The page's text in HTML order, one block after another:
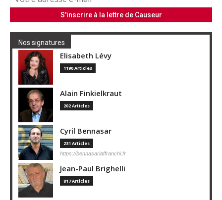
Nos signatures
Elisabeth Lévy
1190 Articles
Alain Finkielkraut
202 Articles
Cyril Bennasar
231 Articles
https://bennasarlaffranchi.fr
Jean-Paul Brighelli
817 Articles